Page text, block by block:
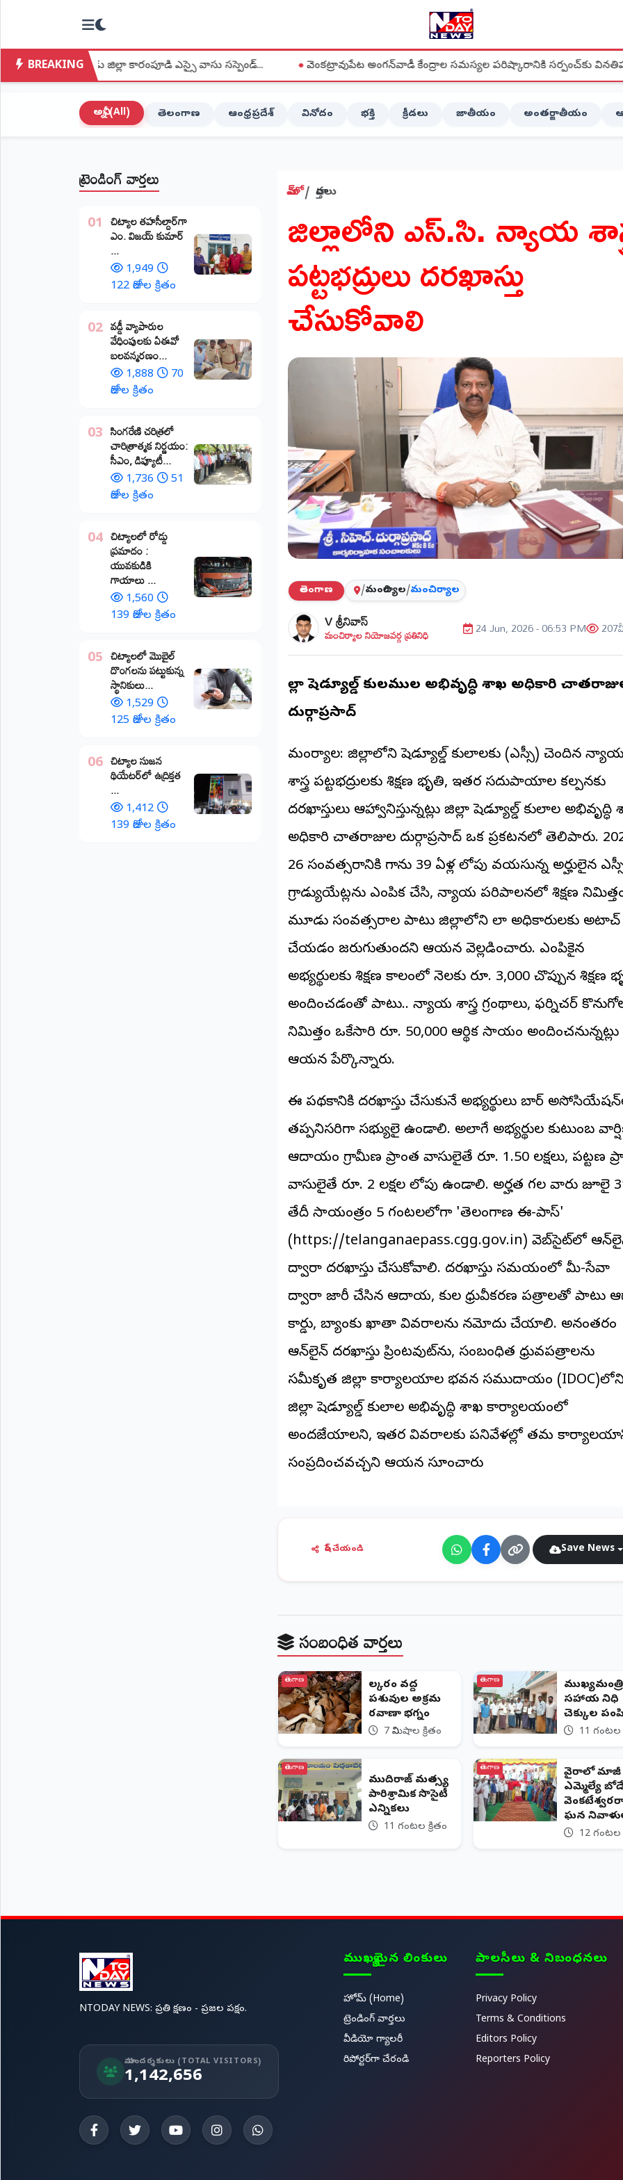
NTODAY×
హోమ్
BREAKING
జిల్లా కారంపూడి ఎస్సై వాసు సస్పెండ్... ●వెంకట్రావుపేట అంగన్‌వాడీ కేంద్రాల సమస్యల పరిష్కారానికి సర్పంచ్‌కు వినతిపత్రం ●
అన్నీ (All) తెలంగాణ ఆంధ్రప్రదేశ్ వినోదం భక్తి క్రీడలు జాతీయం అంతర్జాతీయం
ట్రెండింగ్ వార్తలు
01 ​చిట్యాల తహసీల్దార్‌గా
ఎం. విజయ్ కుమార్
...
1,949
122 రోజుల క్రితం
02 వడ్డీ వ్యాపారుల
వేధింపులకు ఏఈవో
బలవన్మరణం...
1,888
70
రోజుల క్రితం
03 ​సింగరేణి చరిత్రలో
చారిత్రాత్మక నిర్ణయం:
సీఎం, డిప్యూటీ...
1,736
51
రోజుల క్రితం
04 చిట్యాలలో రోడ్డు
ప్రమాదం :
యువకుడికి
గాయాలు ​...
1,560
139 రోజుల క్రితం
05 చిట్యాలలో మొబైల్
దొంగలను పట్టుకున్న
స్థానికులు...
1,529
125 రోజుల క్రితం
06 చిట్యాల సుజన
థియేటర్‌లో ఉద్రిక్తత
...
1,412
139 రోజుల క్రితం
హోమ్ వార్తలు
​జిల్లాలోని ఎస్.సి. న్యాయ
పట్టభద్రులు దరఖాస్తు
చేసుకోవాలి
తెలంగాణ /మంచిర్యాల/మంచిర్యాల
V శ్రీనివాస్
మంచిర్యాల నియోజవర్గ ప్రతినిధి 24 Jun, 2026 - 06:53 PM 207
జిల్లా షెడ్యూల్డ్ కులముల అభివృద్ధి శాఖ అధికారి
దుర్గాప్రసాద్
​మంచిర్యాల: జిల్లాలోని షెడ్యూల్డ్ కులాలకు (ఎస్సీ) చెందిన న్యాయ
శాస్త్ర పట్టభద్రులకు శిక్షణ భృతి, ఇతర సదుపాయాల కల్పనకు
దరఖాస్తులు ఆహ్వానిస్తున్నట్లు జిల్లా షెడ్యూల్డ్ కులాల అభివృద్ధి
అధికారి చాతరాజుల దుర్గాప్రసాద్ ఒక ప్రకటనలో తెలిపారు.
26 సంవత్సరానికి గాను 39 ఏళ్ల లోపు వయసున్న అర్హులైన
గ్రాడ్యుయేట్లను ఎంపిక చేసి, న్యాయ పరిపాలనలో శిక్షణ
మూడు సంవత్సరాల పాటు జిల్లాలోని లా అధికారులకు అటాచ్
చేయడం జరుగుతుందని ఆయన వెల్లడించారు. ఎంపికైన
అభ్యర్థులకు శిక్షణ కాలంలో నెలకు రూ. 3,000 చొప్పున శిక్షణ
అందించడంతో పాటు.. న్యాయ శాస్త్ర గ్రంథాలు, ఫర్నిచర్
నిమిత్తం ఒకేసారి రూ. 50,000 ఆర్థిక సాయం అందించనున్నట్లు
ఆయన పేర్కొన్నారు.
​ఈ పథకానికి దరఖాస్తు చేసుకునే అభ్యర్థులు బార్
తప్పనిసరిగా సభ్యులై ఉండాలి. అలాగే అభ్యర్థుల కుటుంబ
ఆదాయం గ్రామీణ ప్రాంత వాసులైతే రూ. 1.50 లక్షలు, పట్టణ
వాసులైతే రూ. 2 లక్షల లోపు ఉండాలి. అర్హత గల వారు జూలై
తేదీ సాయంత్రం 5 గంటలలోగా 'తెలంగాణ ఈ-పాస్'
(https://telanganaepass.cgg.gov.in) వెబ్‌సైట్‌లో
ద్వారా దరఖాస్తు చేసుకోవాలి. దరఖాస్తు సమయంలో మీ-సేవా
ద్వారా జారీ చేసిన ఆదాయ, కుల ధ్రువీకరణ పత్రాలతో పాటు
కార్డు, బ్యాంకు ఖాతా వివరాలను నమోదు చేయాలి. అనంతరం
ఆన్‌లైన్ దరఖాస్తు ప్రింటవుట్‌ను, సంబంధిత ధ్రువపత్రాలను
సమీకృత జిల్లా కార్యాలయాల భవన సముదాయం
జిల్లా షెడ్యూల్డ్ కులాల అభివృద్ధి శాఖ కార్యాలయంలో
అందజేయాలని, ఇతర వివరాలకు పనివేళల్లో తమ
సంప్రదించవచ్చని ఆయన సూచించారు
షేర్ చేయండి Save News
సంబంధిత వార్తలు
తెలంగాణ
లక్కారం వద్ద
పశువుల అక్రమ
రవాణా భగ్నం
7 నిమిషాల క్రితం
తెలంగాణ
ముఖ్యమంత్రి
సహాయ నిధి
చెక్కుల
11 గంటల
తెలంగాణ
ముదిరాజ్ మత్స్య
పారిశ్రామిక సొసైటీ
ఎన్నికలు
11 గంటల క్రితం
తెలంగాణ
వైరాలో మాజీ
ఎమ్మెల్యే
ఘన
12 గంటల
NTODAY NEWS: ప్రతి క్షణం - ప్రజల పక్షం.
మా సందర్శకులు (TOTAL VISITORS)
1,142,656
ముఖ్యమైన లింకులు
హోమ్ (Home)
ట్రెండింగ్ వార్తలు
వీడియో గ్యాలరీ
రిపోర్టర్‌గా చేరండి
పాలసీలు & నిబంధనలు
Privacy Policy
Terms & Conditions
Editors Policy
Reporters Policy